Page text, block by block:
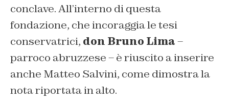
conclave. All’interno di questa
fondazione, che incoraggia le tesi
conservatrici, don Bruno Lima–
parroco abruzzese – è riuscito a inserire
anche Matteo Salvini, come dimostra la
nota riportata in alto.